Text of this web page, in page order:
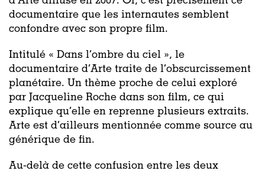
documentaire que les internautes semblent
confondre avec son propre film.
Intitulé « Dans l’ombre du ciel », le
documentaire d’Arte traite de l’obscurcissement
planétaire. Un thème proche de celui exploré
par Jacqueline Roche dans son film, ce qui
explique qu’elle en reprenne plusieurs extraits.
Arte est d’ailleurs mentionnée comme source au
générique de fin.
Au-delà de cette confusion entre les deux